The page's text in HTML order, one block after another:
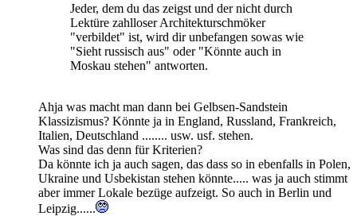
Jeder, dem du das zeigst und der nicht durch
Lektüre zahlloser Architekturschmöker
"verbildet" ist, wird dir unbefangen sowas wie
"Sieht russisch aus" oder "Könnte auch in
Moskau stehen" antworten.
Ahja was macht man dann bei Gelbsen-Sandstein
Klassizismus? Könnte ja in England, Russland, Frankreich,
Italien, Deutschland ........ usw. usf. stehen.
Was sind das denn für Kriterien?
Da könnte ich ja auch sagen, das dass so in ebenfalls in Polen,
Ukraine und Usbekistan stehen könnte..... was ja auch stimmt
aber immer Lokale bezüge aufzeigt. So auch in Berlin und
Leipzig......